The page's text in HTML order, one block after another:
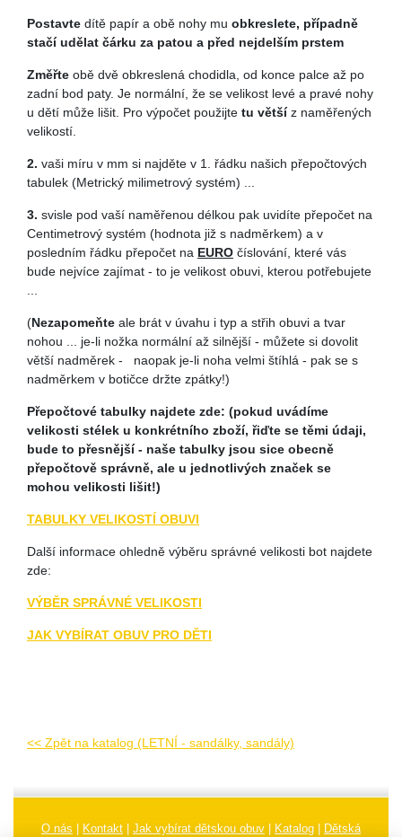
Postavte dítě papír a obě nohy mu obkreslete, případně
stačí udělat čárku za patou a před nejdelším prstem
Změřte obě dvě obkreslená chodidla, od konce palce až po
zadní bod paty. Je normální, že se velikost levé a pravé nohy
u dětí může lišit. Pro výpočet použijte tu většíz naměřených
velikostí.
2. vaši míru v mm si najděte v 1. řádku našich přepočtových
tabulek (Metrický milimetrový systém) ...
3. svisle pod vaší naměřenou délkou pak uvidíte přepočet na
Centimetrový systém (hodnota již s nadměrkem) a v
posledním řádku přepočet na EURO číslování, které vás
bude nejvíce zajímat - to je velikost obuvi, kterou potřebujete
(Nezapomeňte ale brát v úvahu i typ a střih obuvi a tvar
nohou ... je-li nožka normální až silnější - můžete si dovolit
větší nadměrek - naopak je-li noha velmi štíhlá - pak se s
nadměrkem v botičce držte zpátky!)
Přepočtové tabulky najdete zde: (pokud uvádíme
velikosti stélek u konkrétního zboží, řiďte se těmi údaji,
bude to přesnější - naše tabulky jsou sice obecně
přepočtově správně, ale u jednotlivých značek se
mohou velikosti lišit!)
TABULKY VELIKOSTÍ OBUVI
Další informace ohledně výběru správné velikosti bot najdete
zde:
VÝBĚR SPRÁVNÉ VELIKOSTI
JAK VYBÍRAT OBUV PRO DĚTI
<< Zpět na katalog (LETNÍ - sandálky, sandály)
O nás Kontakt Jak vybírat dětskou obuv Katalog Dětská